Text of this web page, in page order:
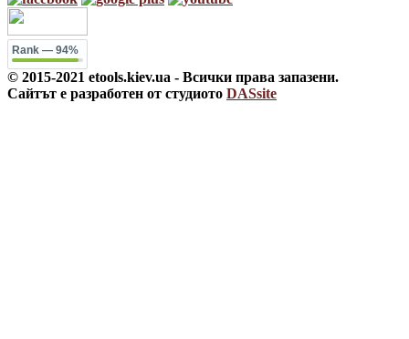
Rank — 94%
© 2015-2021 etools.kiev.ua - Всички права запазени.
Сайтът е разработен от студиото DASsite